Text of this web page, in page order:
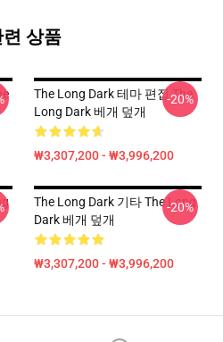
련 상품
The Long Dark 테마 편집 The
Long Dark 베개 덮개
₩3,307,200 - ₩3,996,200
-20%
The Long Dark 기타 The Long
Dark 베개 덮개
₩3,307,200 - ₩3,996,200
-20%